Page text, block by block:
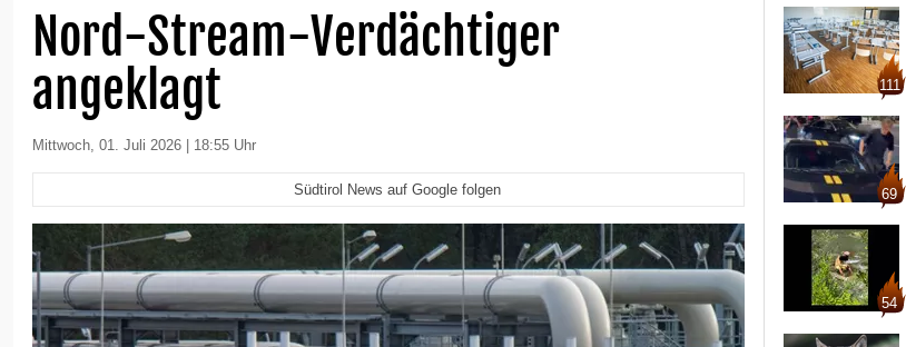
Nord-Stream-Verdächtiger
angeklagt
Mittwoch, 01. Juli 2026 | 18:55 Uhr
Südtirol News auf Google folgen
111
69
54